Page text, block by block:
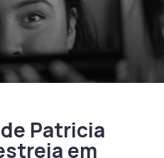
Patricia
em